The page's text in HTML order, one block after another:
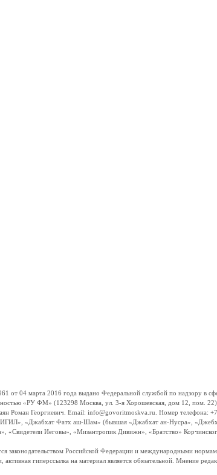
04 марта 2016 года выдано Федеральной службой по надзору в
«РУ ФМ» (123298 Москва, ул. 3-я Хорошевская, дом 12, пом.
Роман Георгиевич. Email: info@govoritmoskva.ru. Номер телефона:
«Джабхат Фатх аш-Шам» (бывшая «Джабхат ан-Нусра»,
Иеговы», «Мизантропик Дивижн», «Братство»
законодательством Российской Федерации и международными
гиперссылка на материал является обязательной. Мнение